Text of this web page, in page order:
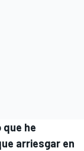
que he
arriesgar en